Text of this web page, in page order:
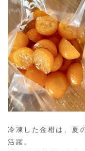
冷凍した金柑は、夏
活躍。